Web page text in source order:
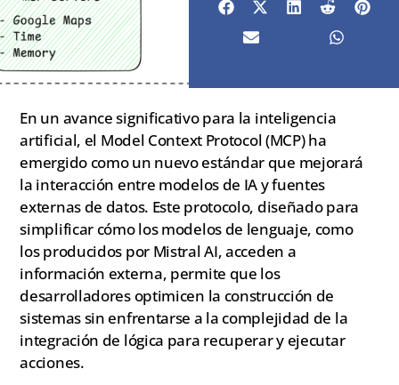
En un avance significativo para la inteligencia
artificial, el Model Context Protocol (MCP) ha
emergido como un nuevo estándar que mejorará
la interacción entre modelos de IA y fuentes
externas de datos. Este protocolo, diseñado para
simplificar cómo los modelos de lenguaje, como
los producidos por Mistral AI, acceden a
información externa, permite que los
desarrolladores optimicen la construcción de
sistemas sin enfrentarse a la complejidad de la
integración de lógica para recuperar y ejecutar
acciones.